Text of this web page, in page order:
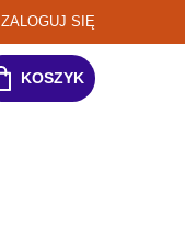
ZALOGUJ SIĘ
KOSZYK